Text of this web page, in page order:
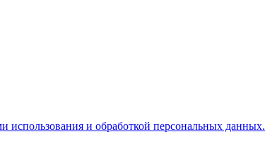
использования и обработкой персональных данных.